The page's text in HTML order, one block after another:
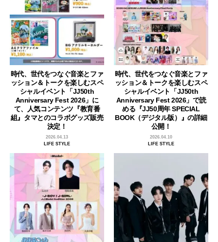
時代、世代をつなぐ音楽とファ
ッション＆トークを楽しむスペ
シャルイベント「JJ50th
Anniversary Fest 2026」に
て、人気コンテンツ『教育番
組』タマとのコラボグッズ販売
決定！
2026.04.13
LIFE STYLE
時代、世代をつなぐ音楽とファ
ッション＆トークを楽しむスペ
シャルイベント「JJ50th
Anniversary Fest 2026」で読
める『JJ50周年 SPECIAL
BOOK（デジタル版）』の詳細
公開！
2026.04.10
LIFE STYLE